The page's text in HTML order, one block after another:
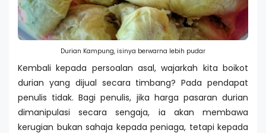
Durian Kampung, isinya berwarna lebih pudar
Kembali kepada persoalan asal, wajarkah kita boikot
durian yang dijual secara timbang? Pada pendapat
penulis tidak. Bagi penulis, jika harga pasaran durian
dimanipulasi secara sengaja, ia akan membawa
kerugian bukan sahaja kepada peniaga, tetapi kepada